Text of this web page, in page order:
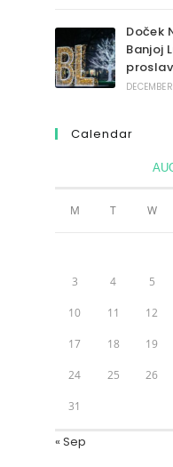
Doček
Banjoj
Calendar
M T W
3 4 5
10 11 12
17 18 19
24 25 26
31
« Sep